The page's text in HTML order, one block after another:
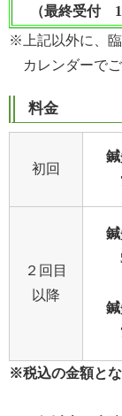
（最終受付
※上記以外に、臨
カレンダーでご
料金
初回
鍼
２回目
以降
鍼
鍼
※税込の金額と